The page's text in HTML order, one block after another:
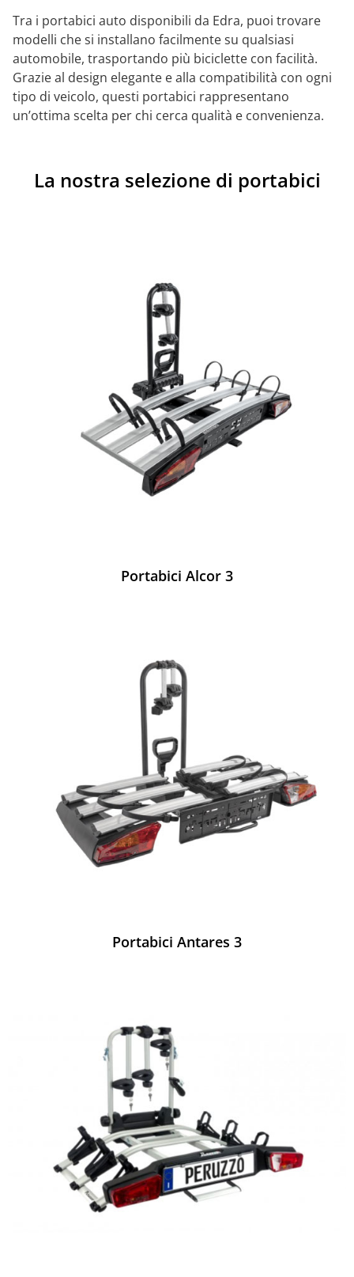
Tra i portabici auto disponibili da Edra, puoi trovare
modelli che si installano facilmente su qualsiasi
automobile, trasportando più biciclette con facilità.
Grazie al design elegante e alla compatibilità con ogni
tipo di veicolo, questi portabici rappresentano
un’ottima scelta per chi cerca qualità e convenienza.
La nostra selezione di portabici
Portabici Alcor 3
Portabici Antares 3